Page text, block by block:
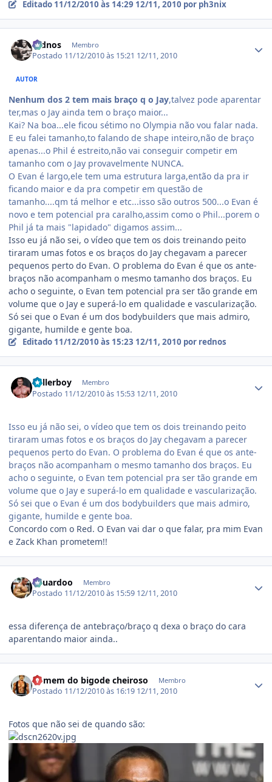
Editado 11/12/2010 às 14:29 12/11, 2010 por ph3nix
rednos Membro
Postado 11/12/2010 às 15:21 12/11, 2010
AUTOR
Nenhum dos 2 tem mais braço q o Jay,talvez pode aparentar
ter,mas o Jay ainda tem o braço maior...
Kai? Na boa...ele ficou sétimo no Olympia não vou falar nada.
E eu falei tamanho,to falando de shape inteiro,não de braço
apenas...o Phil é estreito,não vai conseguir competir em
tamanho com o Jay provavelmente NUNCA.
O Evan é largo,ele tem uma estrutura larga,então da pra ir
ficando maior e da pra competir em questão de
tamanho....qm tá melhor e etc...isso são outros 500...o Evan é
novo e tem potencial pra caralho,assim como o Phil...porem o
Phil já ta mais "lapidado" digamos assim...
Isso eu já não sei, o vídeo que tem os dois treinando peito
tiraram umas fotos e os braços do Jay chegavam a parecer
pequenos perto do Evan. O problema do Evan é que os ante-
braços não acompanham o mesmo tamanho dos braços. Eu
acho o seguinte, o Evan tem potencial pra ser tão grande em
volume que o Jay e superá-lo em qualidade e vascularização.
Só sei que o Evan é um dos bodybuilders que mais admiro,
gigante, humilde e gente boa.
Editado 11/12/2010 às 15:23 12/11, 2010 por rednos
Ballerboy Membro
Postado 11/12/2010 às 15:53 12/11, 2010
Isso eu já não sei, o vídeo que tem os dois treinando peito
tiraram umas fotos e os braços do Jay chegavam a parecer
pequenos perto do Evan. O problema do Evan é que os ante-
braços não acompanham o mesmo tamanho dos braços. Eu
acho o seguinte, o Evan tem potencial pra ser tão grande em
volume que o Jay e superá-lo em qualidade e vascularização.
Só sei que o Evan é um dos bodybuilders que mais admiro,
gigante, humilde e gente boa.
Concordo com o Red. O Evan vai dar o que falar, pra mim Evan
e Zack Khan prometem!!
Eduardoo Membro
Postado 11/12/2010 às 15:59 12/11, 2010
essa diferença de antebraço/braço q dexa o braço do cara
aparentando maior ainda..
homem do bigode cheiroso Membro
Postado 11/12/2010 às 16:19 12/11, 2010
Fotos que não sei de quando são: